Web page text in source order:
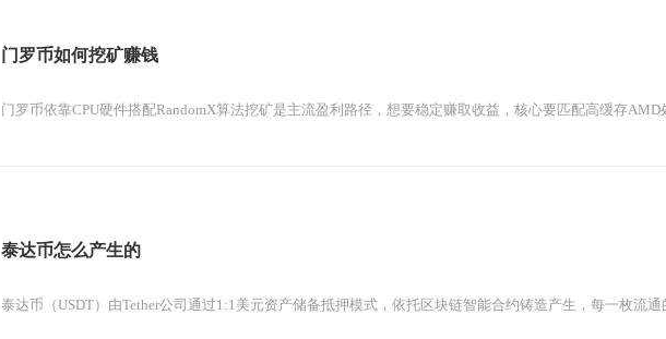
门罗币如何挖矿赚钱
门罗币依靠CPU硬件搭配RandomX算法挖矿是主流盈利路径，想要稳定赚取收益，核心要匹配高缓存AMD
泰达币怎么产生的
泰达币（USDT）由Tether公司通过1:1美元资产储备抵押模式，依托区块链智能合约铸造产生，每一枚流通